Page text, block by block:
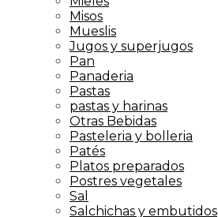
Misos
Mueslis
Jugos y superjugos
Pan
Panaderia
Pastas
pastas y harinas
Otras Bebidas
Pasteleria y bolleria
Patés
Platos preparados
Postres vegetales
Sal
Salchichas y embutidos